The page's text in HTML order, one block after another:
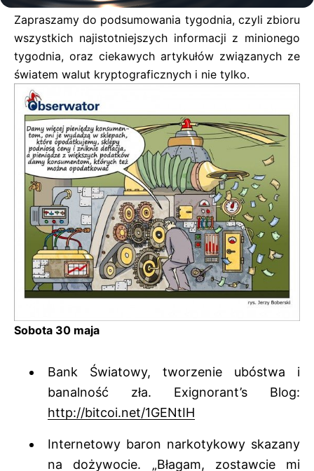
Zapraszamy do podsumowania tygodnia, czyli zbioru
wszystkich najistotniejszych informacji z minionego
tygodnia, oraz ciekawych artykułów związanych ze
światem walut kryptograficznych i nie tylko.
Sobota 30 maja
Bank Światowy, tworzenie ubóstwa i
banalność zła. Exignorant’s Blog:
http://bitcoi.net/1GENtIH
Internetowy baron narkotykowy skazany
na dożywocie. „Błagam, zostawcie mi